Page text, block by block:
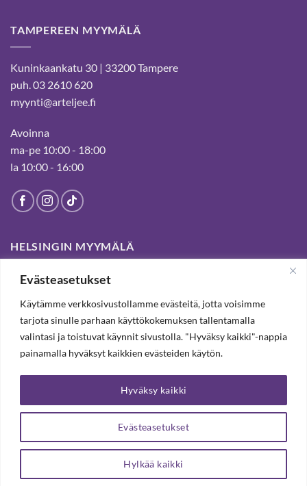
Evästeasetukset
Käytämme verkkosivustollamme evästeitä, jotta voisimme
tarjota sinulle parhaan käyttökokemuksen tallentamalla
valintasi ja toistuvat käynnit sivustolla. "Hyväksy kaikki"-nappia
painamalla hyväksyt kaikkien evästeiden käytön.
Evästeasetukset
Hylkää kaikki
Hyväksy kaikki
TAMPEREEN MYYMÄLÄ
Kuninkaankatu 30 | 33200 Tampere
puh. 03 2610 620
myynti@arteljee.fi
Avoinna
ma-pe 10:00 - 18:00
la 10:00 - 16:00
HELSINGIN MYYMÄLÄ
Suljettu pysyvästi 19.7.2025 alkaen
SUBSCRIBE OUR NEWSLETTER TO RECEIVE 20%
DISCOUNT.
SUBSCRIBE OUR NEWSLETTER
Copyright 2026 ©